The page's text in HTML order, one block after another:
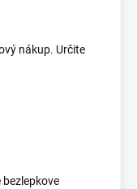
nákup. Určite
bezlepkove